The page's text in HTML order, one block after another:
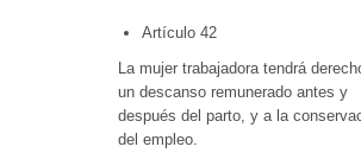
Artículo 42
La mujer trabajadora tendrá
un descanso remunerado antes y
después del parto, y a la
del empleo.